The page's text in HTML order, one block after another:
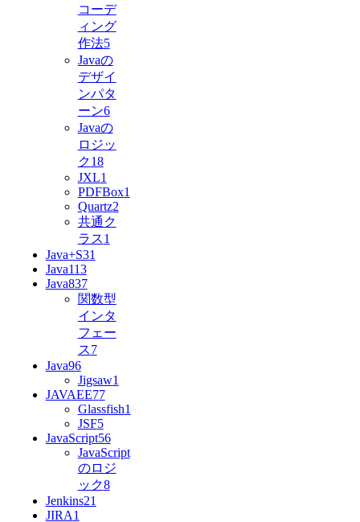
コーデ
ィング
作法5
Javaの
デザイ
ンパタ
ーン6
Javaの
ロジッ
ク18
JXL1
PDFBox1
Quartz2
共通ク
ラス1
Java+S31
Java113
Java837
関数型
インタ
フェー
ス7
Java96
Jigsaw1
JAVAEE77
Glassfish1
JSF5
JavaScript56
JavaScript
のロジ
ック8
Jenkins21
JIRA1